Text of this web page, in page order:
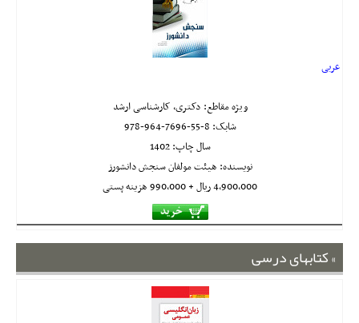
عربی
ویژه مقاطع: دکتری، کارشناسی ارشد
شابک: 978-964-7696-55-8
سال چاپ: 1402
نویسنده: هیئت مولفان سنجش دانشورز
4,900,000 ريال + 990,000 هزینه پستی
کتابهای درسی